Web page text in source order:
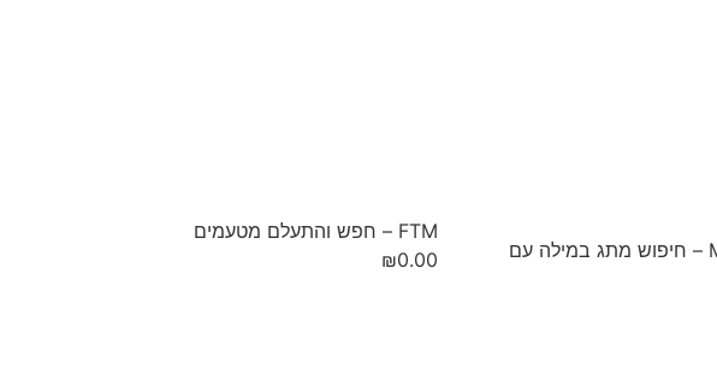
MtgSrch – חיפוש מתג במילה עם
FTM – חפש והתעלם מטעמים
₪0.00